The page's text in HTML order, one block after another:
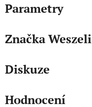
Parametry
ZnačkaWeszeli
Diskuze
Hodnocení